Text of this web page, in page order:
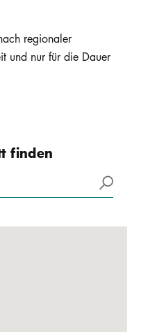
regionaler
und nur für die Dauer
finden